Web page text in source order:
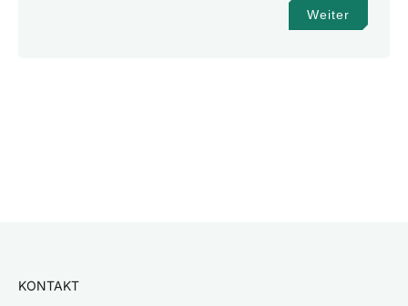
Weiter
KONTAKT